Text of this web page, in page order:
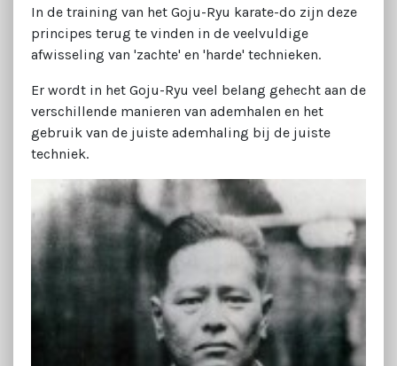
In de training van het Goju-Ryu karate-do zijn deze
principes terug te vinden in de veelvuldige
afwisseling van 'zachte' en 'harde' technieken.
Er wordt in het Goju-Ryu veel belang gehecht aan de
verschillende manieren van ademhalen en het
gebruik van de juiste ademhaling bij de juiste
techniek.